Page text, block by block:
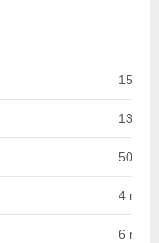
15 m
13 m
500 kg
4 m
6 m